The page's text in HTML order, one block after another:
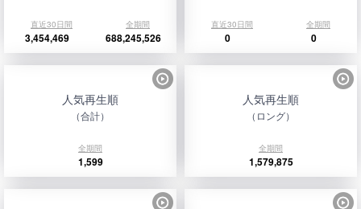
直近30日間 全期間
3,454,469 688,245,526
直近30日間 全期間
0 0
人気再生順
（合計）
全期間
1,599
人気再生順
（ロング）
全期間
1,579,875